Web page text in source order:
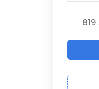
819